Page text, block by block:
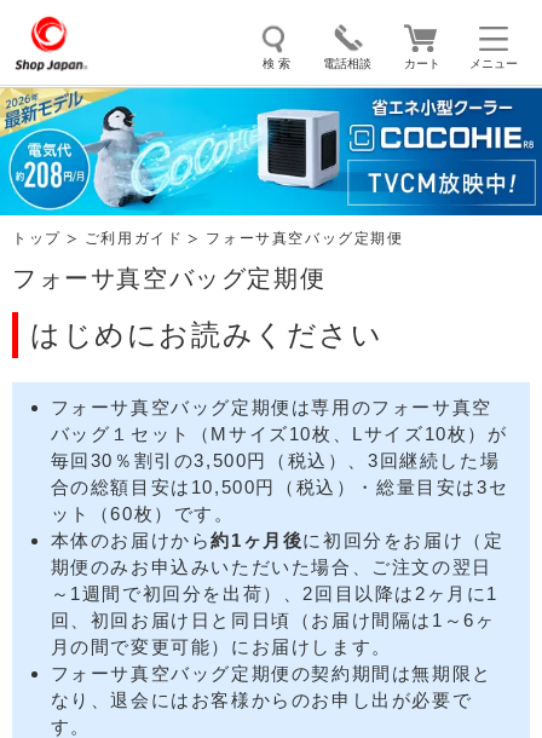
メニュー
検 索 電話相談 カート
トゥルースリーパー ソイリッチ ここひえ 枕
掃除機 クッキングプロ マイキュット
エアコン オーラルスマイル
トップ ご利用ガイド フォーサ真空バッグ定期便
フォーサ真空バッグ定期便
はじめにお読みください
フォーサ真空バッグ定期便は専用のフォーサ真空
バッグ１セット（Mサイズ10枚、Lサイズ10枚）が
毎回30％割引の3,500円（税込）、3回継続した場
合の総額目安は10,500円（税込）・総量目安は3セ
ット（60枚）です。
本体のお届けから約1ヶ月後に初回分をお届け（定
期便のみお申込みいただいた場合、ご注文の翌日
～1週間で初回分を出荷）、2回目以降は2ヶ月に1
回、初回お届け日と同日頃（お届け間隔は1～6ヶ
月の間で変更可能）にお届けします。
フォーサ真空バッグ定期便の契約期間は無期限と
なり、退会にはお客様からのお申し出が必要で
す。